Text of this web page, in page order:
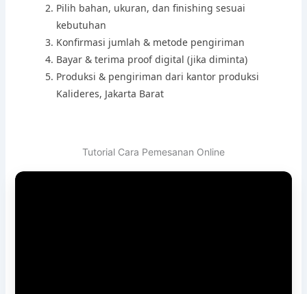
Pilih bahan, ukuran, dan finishing sesuai
kebutuhan
Konfirmasi jumlah & metode pengiriman
Bayar & terima proof digital (jika diminta)
Produksi & pengiriman dari kantor produksi
Kalideres, Jakarta Barat
Tutorial Cara Pemesanan Online